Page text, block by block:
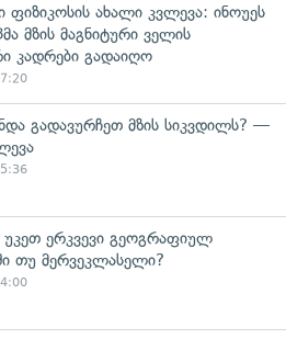
ფიზიკოსის ახალი კვლევა: ინოუეს
მზის მაგნიტური ველის
კადრები გადაიღო
გადავურჩეთ მზის სიკვდილს? —
უკეთ ერკვევი გეოგრაფიულ
თუ მერვეკლასელი?